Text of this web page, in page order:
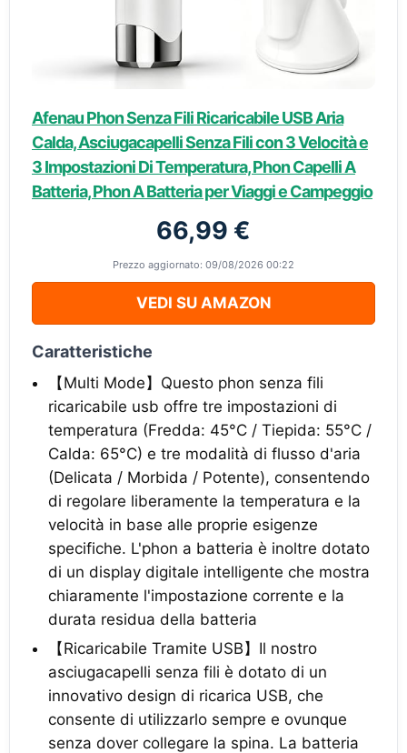
Afenau Phon Senza Fili Ricaricabile USB Aria
Calda, Asciugacapelli Senza Fili con 3 Velocità e
3 Impostazioni Di Temperatura, Phon Capelli A
Batteria, Phon A Batteria per Viaggi e Campeggio
66,99 €
Prezzo aggiornato: 09/08/2026 00:22
VEDI SU AMAZON
Caratteristiche
【Multi Mode】Questo phon senza fili
ricaricabile usb offre tre impostazioni di
temperatura (Fredda: 45°C / Tiepida: 55°C /
Calda: 65°C) e tre modalità di flusso d'aria
(Delicata / Morbida / Potente), consentendo
di regolare liberamente la temperatura e la
velocità in base alle proprie esigenze
specifiche. L'phon a batteria è inoltre dotato
di un display digitale intelligente che mostra
chiaramente l'impostazione corrente e la
durata residua della batteria
【Ricaricabile Tramite USB】Il nostro
asciugacapelli senza fili è dotato di un
innovativo design di ricarica USB, che
consente di utilizzarlo sempre e ovunque
senza dover collegare la spina. La batteria